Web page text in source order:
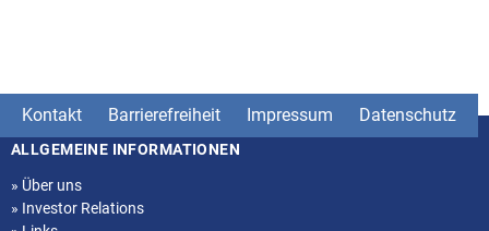
Kontakt Barrierefreiheit Impressum Datenschutz
Seitenstruktur
ALLGEMEINE INFORMATIONEN
» Über uns
» Investor Relations